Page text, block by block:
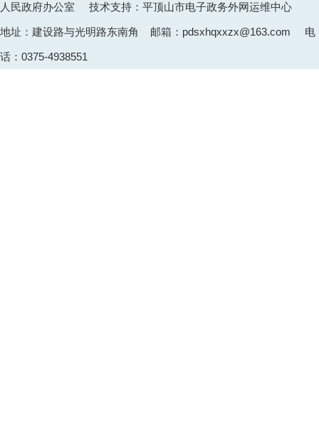
人民政府办公室 技术支持：平顶山市电子政务外网运维中心
地址：建设路与光明路东南角 邮箱：pdsxhqxxzx@163.com 电
话：0375-4938551